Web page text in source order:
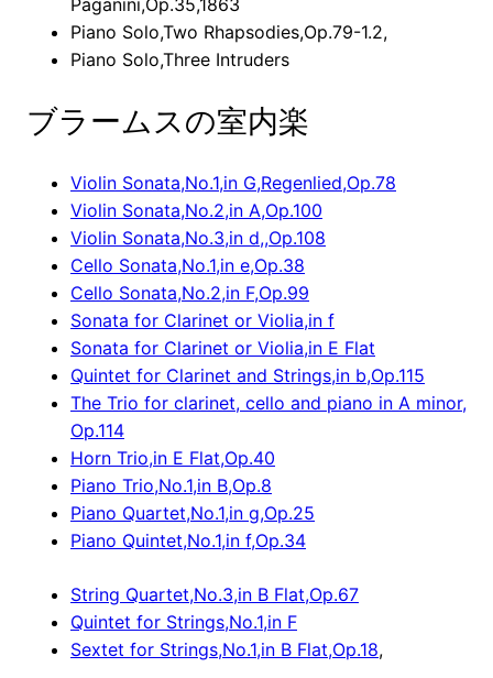
Paganini,Op.35,1863
Piano Solo,Two Rhapsodies,Op.79-1.2,
Piano Solo,Three Intruders
ブラームスの室内楽
Violin Sonata,No.1,in G,Regenlied,Op.78
Violin Sonata,No.2,in A,Op.100
Violin Sonata,No.3,in d,,Op.108
Cello Sonata,No.1,in e,Op.38
Cello Sonata,No.2,in F,Op.99
Sonata for Clarinet or Violia,in f
Sonata for Clarinet or Violia,in E Flat
Quintet for Clarinet and Strings,in b,Op.115
The Trio for clarinet, cello and piano in A minor,
Op.114
Horn Trio,in E Flat,Op.40
Piano Trio,No.1,in B,Op.8
Piano Quartet,No.1,in g,Op.25
Piano Quintet,No.1,in f,Op.34
String Quartet,No.3,in B Flat,Op.67
Quintet for Strings,No.1,in F
Sextet for Strings,No.1,in B Flat,Op.18,